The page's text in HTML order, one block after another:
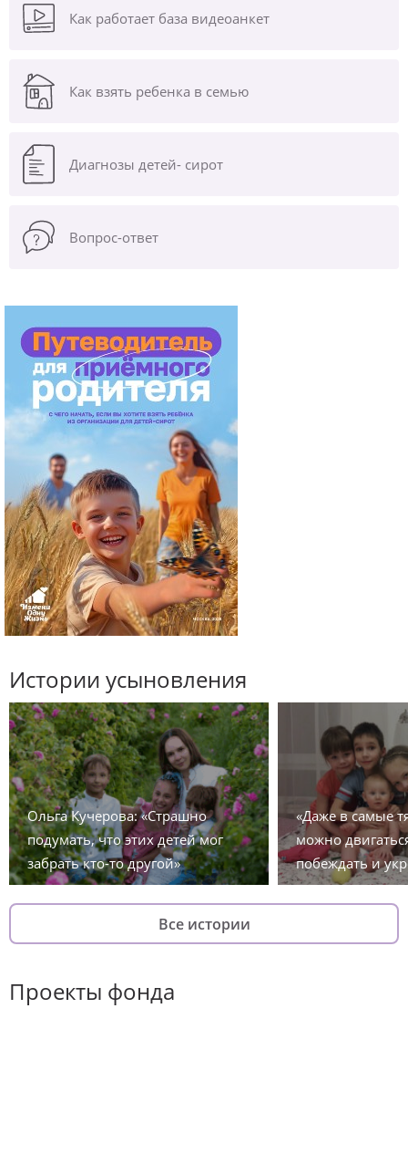
Как работает база видеоанкет
Как взять ребенка в семью
Диагнозы детей- сирот
Вопрос-ответ
Истории усыновления
Ольга Кучерова: «Страшно
подумать, что этих детей мог
забрать кто-то другой»
«Даже в самые
можно
побеждать и
Все истории
Проекты фонда